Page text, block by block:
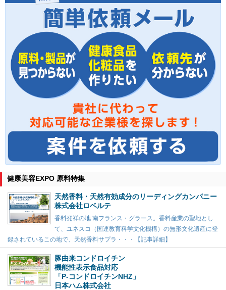
健康美容EXPO 原料特集
天然香料・天然有効成分のリーディングカンパニー
株式会社ロベルテ
香料発祥の地 南フランス・グラース。香料産業の聖地とし
て、ユネスコ（国連教育科学文化機構）の無形文化遺産に登
録されているこの地で、天然香料サプラ・・・【記事詳細】
豚由来コンドロイチン
機能性表示食品対応
「P-コンドロイチンNHZ」
日本ハム株式会社